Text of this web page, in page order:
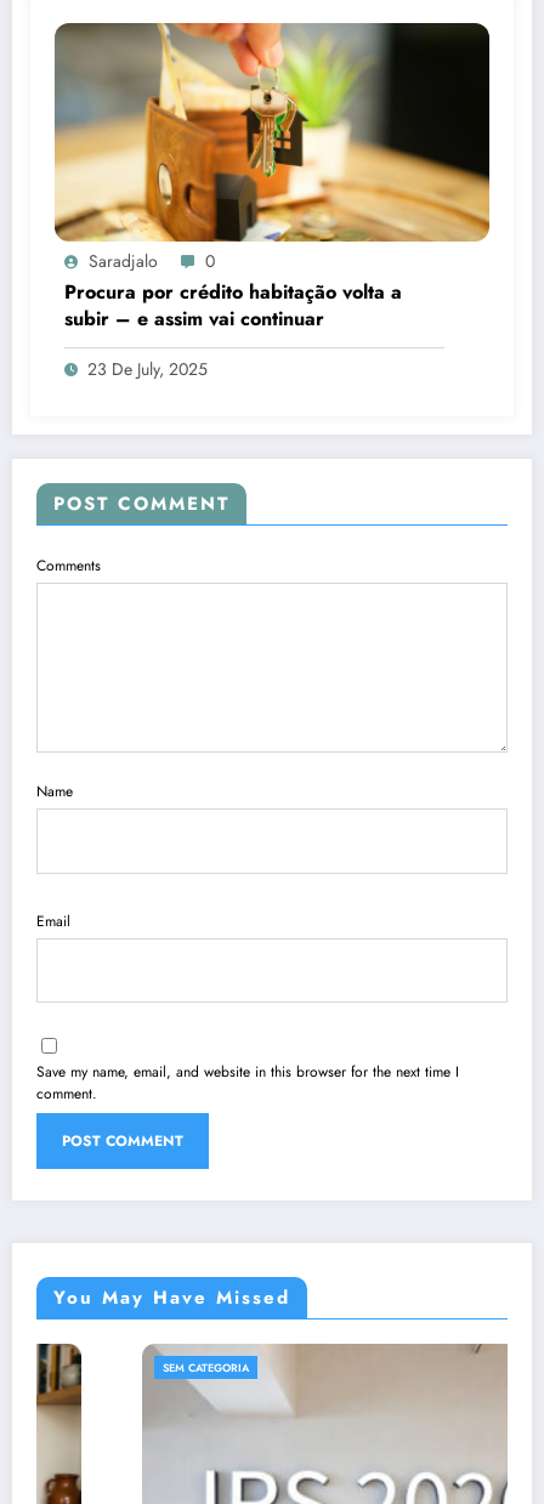
Saradjalo 0
Procura por crédito habitação volta a
subir – e assim vai continuar
23 De July, 2025
POST COMMENT
Comments
Name
Email
Save my name, email, and website in this browser for the next time I
comment.
You May Have Missed
SEM CATEGORIA